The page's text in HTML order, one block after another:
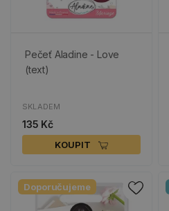
Pečeť Aladine - Love
(text)
SKLADEM
135 Kč
KOUPIT
Doporučujeme